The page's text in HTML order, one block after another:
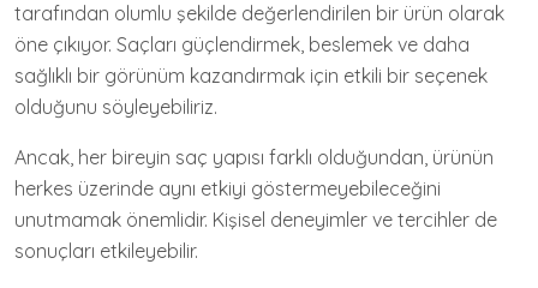
tarafından olumlu şekilde değerlendirilen bir ürün olarak
öne çıkıyor. Saçları güçlendirmek, beslemek ve daha
sağlıklı bir görünüm kazandırmak için etkili bir seçenek
olduğunu söyleyebiliriz.
Ancak, her bireyin saç yapısı farklı olduğundan, ürünün
herkes üzerinde aynı etkiyi göstermeyebileceğini
unutmamak önemlidir. Kişisel deneyimler ve tercihler de
sonuçları etkileyebilir.